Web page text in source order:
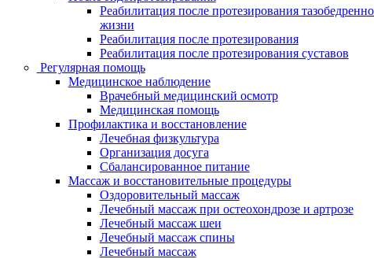
Реабилитация после протезирования
жизни
Реабилитация после протезирования
Реабилитация после протезирования суставов
Регулярная помощь
Медицинское наблюдение
Врачебный медицинский осмотр
Медицинская помощь
Профилактика и восстановление
Лечебная физкультура
Организация досуга
Сбалансированное питание
Массаж и восстановительные процедуры
Оздоровительный массаж
Лечебный массаж при остеохондрозе и артрозе
Лечебный массаж шеи
Лечебный массаж спины
Лечебный массаж